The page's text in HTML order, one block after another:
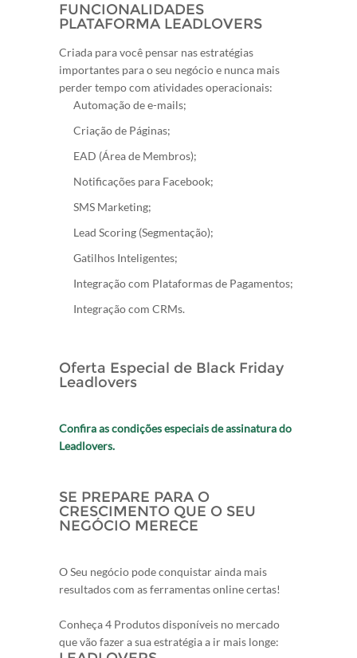
FUNCIONALIDADES
PLATAFORMA LEADLOVERS
Criada para você pensar nas estratégias
importantes para o seu negócio e nunca mais
perder tempo com atividades operacionais:
Automação de e-mails;
Criação de Páginas;
EAD (Área de Membros);
Notificações para Facebook;
SMS Marketing;
Lead Scoring (Segmentação);
Gatilhos Inteligentes;
Integração com Plataformas de Pagamentos;
Integração com CRMs.
Oferta Especial de Black Friday
Leadlovers
Confira as condições especiais de assinatura do
Leadlovers.
SE PREPARE PARA O
CRESCIMENTO QUE O SEU
NEGÓCIO MERECE
O Seu negócio pode conquistar ainda mais
resultados com as ferramentas online certas!
Conheça 4 Produtos disponíveis no mercado
que vão fazer a sua estratégia a ir mais longe: